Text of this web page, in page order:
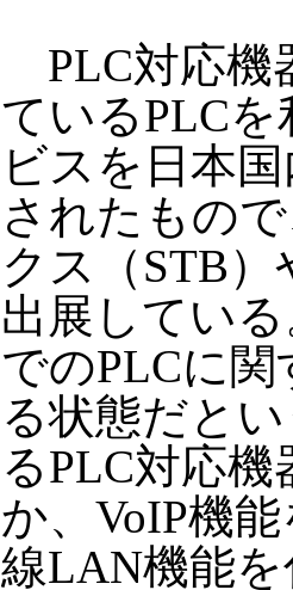
PLC対応機
ているPLC
ビスを日本
されたもの
クス（STB
出展してい
でのPLCに
る状態だと
るPLC対応
か、VoIP機
線LAN機能